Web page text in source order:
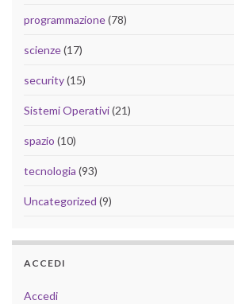
programmazione(78)
scienze(17)
security(15)
Sistemi Operativi(21)
spazio (10)
tecnologia (93)
Uncategorized (9)
ACCEDI
Accedi